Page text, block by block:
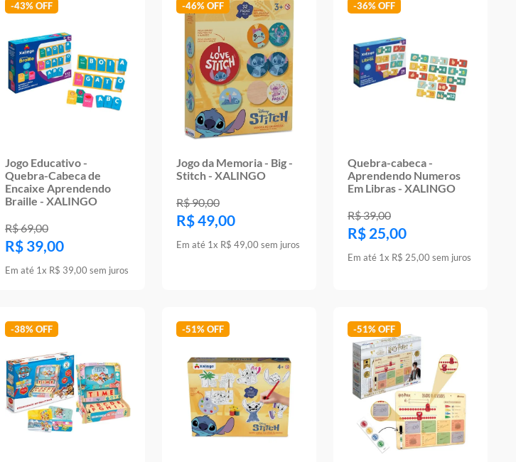
-43%
Jogo Educativo -
Quebra-Cabeca de
Encaixe Aprendendo
Braille - XALINGO
R$69,00
R$ 39,00
Em até 1x R$ 39,00 sem juros
-46%
Jogo da Memoria - Big -
Stitch - XALINGO
R$90,00
R$49,00
Em até 1x R$ 49,00 sem juros
-36%
Quebra-cabeca -
Aprendendo Numeros
Em Libras - XALINGO
R$39,00
R$ 25,00
Em até 1x R$ 25,00 sem juros
-38% -51% -51%